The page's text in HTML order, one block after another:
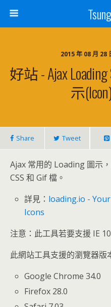
2015 年 08 月
好站 - Ajax
示
Share Tweet
Ajax 常用的 Loading 圖示
CSS 和 Gif 檔。
詳見： loading.io -
Icons
注意：此工具若要支援 IE
此網站工具支援的瀏覽器版
Google Chrome 34.0
Firefox 28.0